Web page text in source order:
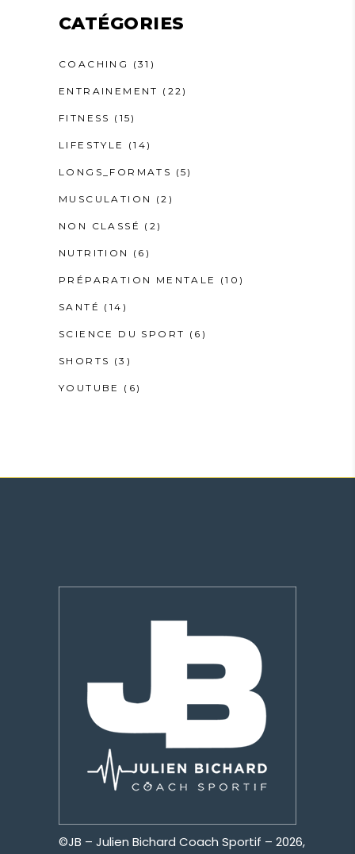
CATÉGORIES
COACHING (31)
ENTRAINEMENT (22)
FITNESS (15)
LIFESTYLE (14)
LONGS_FORMATS (5)
MUSCULATION (2)
NON CLASSÉ (2)
NUTRITION (6)
PRÉPARATION MENTALE (10)
SANTÉ (14)
SCIENCE DU SPORT (6)
SHORTS (3)
YOUTUBE (6)
©JB – Julien Bichard Coach Sportif – 2026,